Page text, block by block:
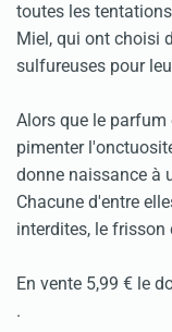
toutes les
Miel, qui ont choisi
sulfureuses pour
Alors que le
pimenter
donne naissance à
Chacune d'entre
interdites, le frisson
En vente 5,99 € le
.